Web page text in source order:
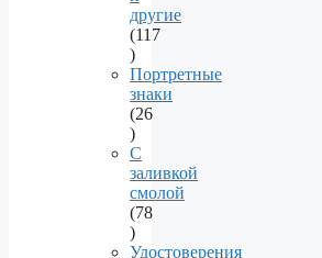
другие
117
117
products
Портретные
знаки
26
26
products
С
заливкой
смолой
78
78
products
Удостоверения